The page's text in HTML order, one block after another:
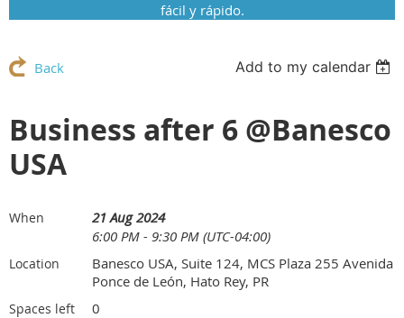
fácil y rápido.
Back Add to my calendar
Business after 6 @Banesco
USA
When
21 Aug 2024
6:00 PM - 9:30 PM (UTC-04:00)
Location
Banesco USA, Suite 124, MCS Plaza 255 Avenida
Ponce de León, Hato Rey, PR
Spaces left 0